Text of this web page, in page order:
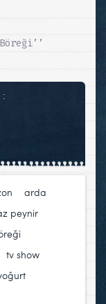
arda
peynir
tv show